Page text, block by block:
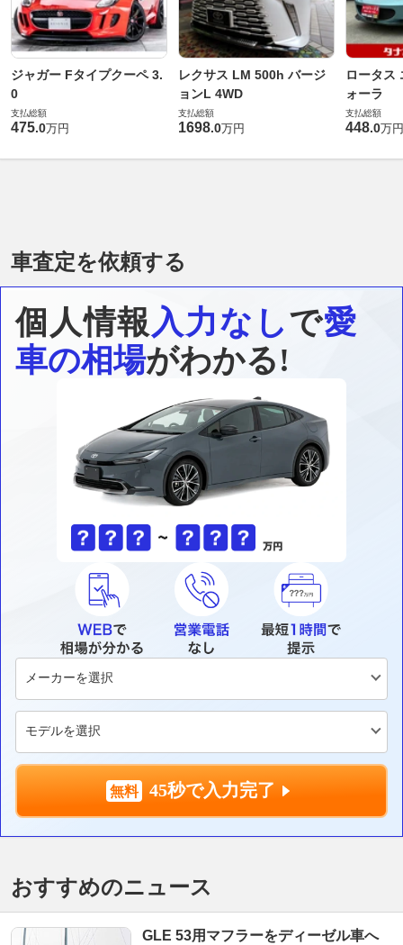
ジャガー Fタイプクーペ 3.
0
支払総額
475.0万円
レクサス LM 500h バージ
ョンL 4WD
支払総額
1698.0万円
ロータス
ォーラ
支払総額
448.0万円
車査定を依頼する
個人情報 入力なしで愛
車の相場がわかる!
45秒で入力完了
おすすめのニュース
GLE 53用マフラーをディーゼル車へ